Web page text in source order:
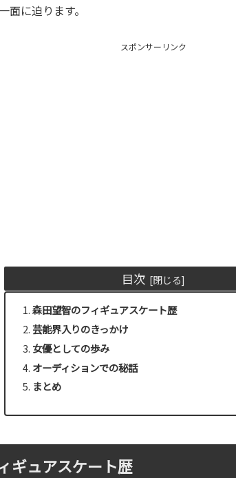
面に迫ります。
スポンサーリンク
目次
森田望智のフィギュアスケート歴
芸能界入りのきっかけ
女優としての歩み
オーディションでの秘話
まとめ
ギュアスケート歴